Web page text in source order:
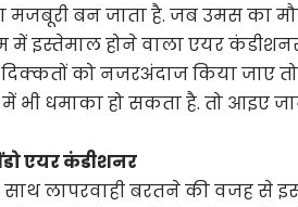
बन जाता है. जब उमस का
में इस्तेमाल होने वाला एयर
को नजरअंदाज किया जाए
भी धमाका हो सकता है. तो आइए
एयर कंडीशनर
लापरवाही बरतने की वजह से